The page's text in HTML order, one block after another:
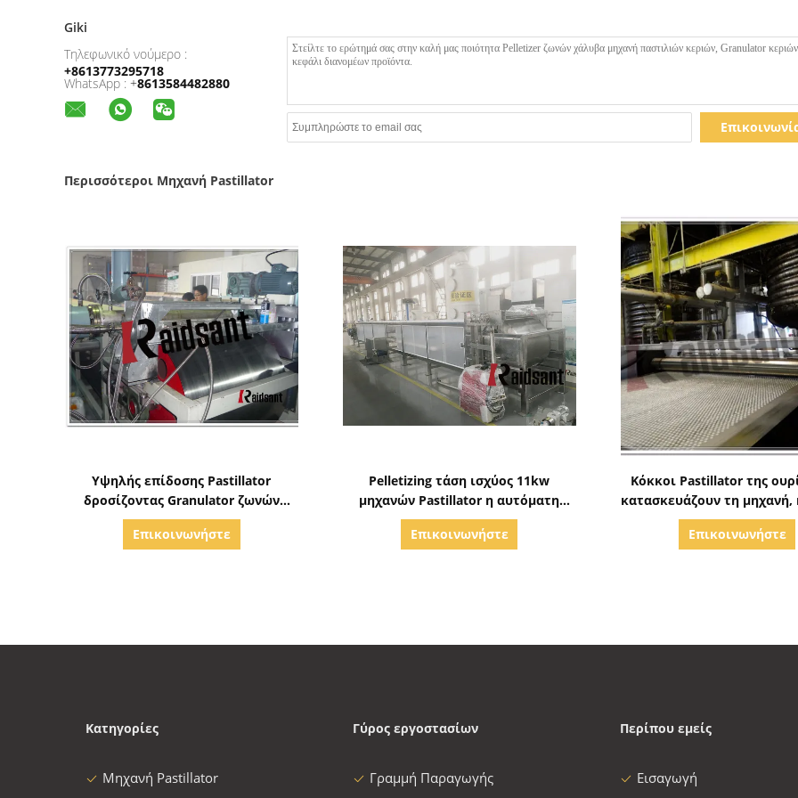
Giki
Τηλεφωνικό νούμερο :
+8613773295718
WhatsApp : +8613584482880
Περισσότεροι Μηχανή Pastillator
Υψηλής επίδοσης Pastillator
δροσίζοντας Granulator ζωνών
ανοξείδωτου μηχανών
περιστρεφόμενο
Επικοινωνήστε
Pelletizing τάση ισχύος 11kw
μηχανών Pastillator η αυτόματη
προσαρμοσμένη πλήρως
Επικοινωνήστε
Κόκκοι Pastillator της
κατασκευάζουν τη μηχανή,
καθιστά τη μηχανή
Επικοινωνήστε
Κατηγορίες
Μηχανή Pastillator
Γύρος εργοστασίων
Γραμμή Παραγωγής
Περίπου εμείς
Εισαγωγή